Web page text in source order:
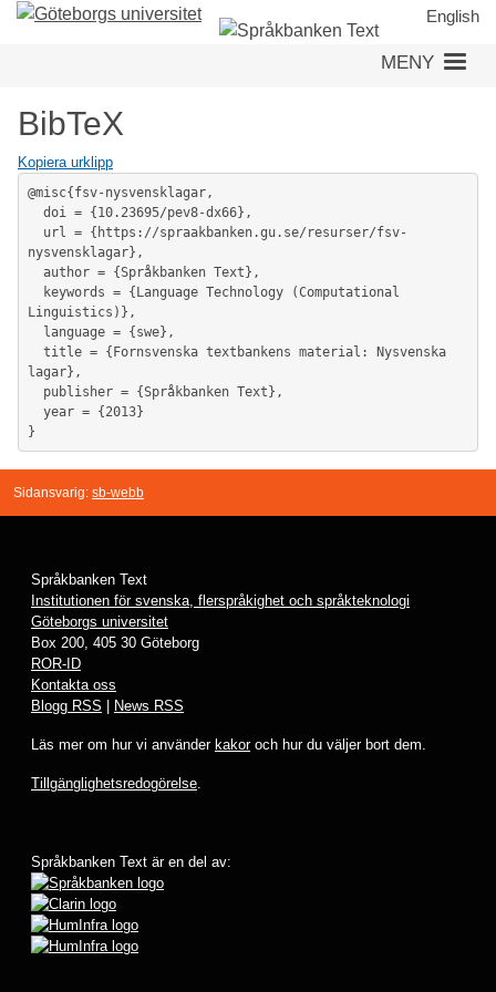
Hoppa
English
MENY
BibTeX
Kopiera urklipp
@misc{fsv-nysvensklagar,
nysvensklagar},
Linguistics)},
lagar},
}
Sidansvarig: sb-webb
Språkbanken Text
Institutionen för svenska, flerspråkighet och språkteknologi
Göteborgs universitet
Box 200, 405 30 Göteborg
ROR-ID
Kontakta oss
Blogg RSS
News RSS
Läs mer om hur vi använder kakoroch hur du väljer bort dem.
Tillgänglighetsredogörelse.
Språkbanken Text är en del av: